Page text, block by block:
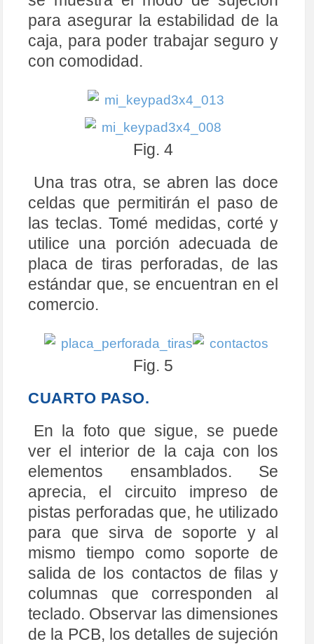
para asegurar la estabilidad de la
caja, para poder trabajar seguro y
con comodidad.
Fig. 4
Una tras otra, se abren las doce
celdas que permitirán el paso de
las teclas. Tomé medidas, corté y
utilice una porción adecuada de
placa de tiras perforadas, de las
estándar que, se encuentran en el
comercio.
Fig. 5
CUARTO PASO.
En la foto que sigue, se puede
ver el interior de la caja con los
elementos ensamblados. Se
aprecia, el circuito impreso de
pistas perforadas que, he utilizado
para que sirva de soporte y al
mismo tiempo como soporte de
salida de los contactos de filas y
columnas que corresponden al
teclado. Observar las dimensiones
de la PCB, los detalles de sujeción